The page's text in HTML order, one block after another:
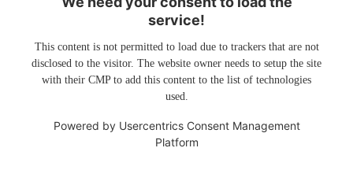
service!
This content is not permitted to load due to trackers that are not
disclosed to the visitor. The website owner needs to setup the site
with their CMP to add this content to the list of technologies
used.
Powered by Usercentrics Consent Management
Platform